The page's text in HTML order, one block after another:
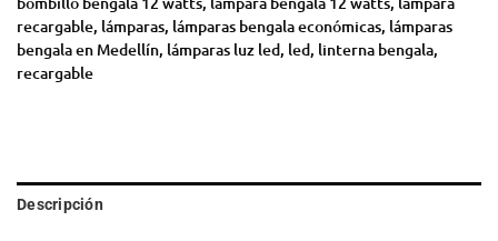
recargable, lámparas, lámparas bengala económicas, lámparas
bengala en Medellín, lámparas luz led, led, linterna bengala,
recargable
Descripción